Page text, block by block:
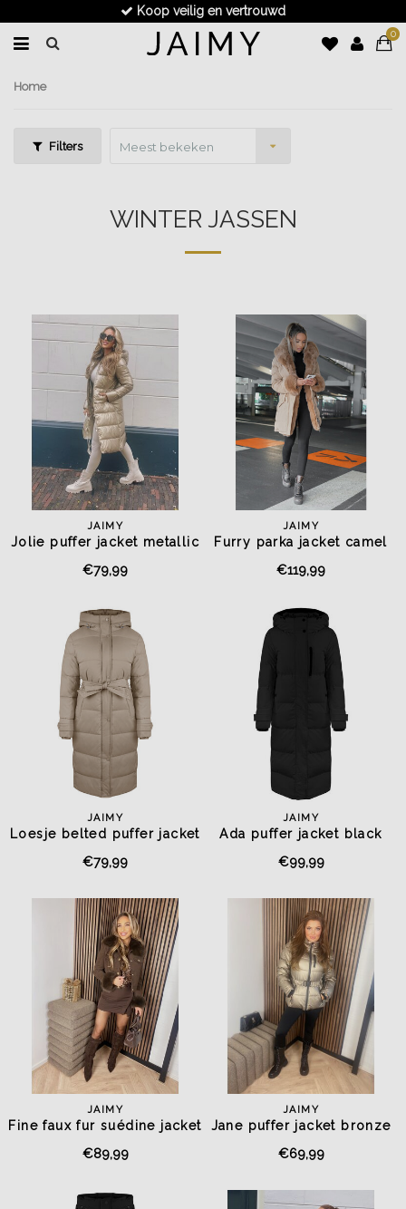
Voor 17.30u besteld, dezelfde dag verzonden
0
Home
Filters Meest bekeken
WINTER JASSEN
JAIMY
Jolie puffer jacket metallic
€79,99
JAIMY
Furry parka jacket camel
€119,99
JAIMY
Loesje belted puffer jacket
€79,99
JAIMY
Ada puffer jacket black
€99,99
JAIMY
Fine faux fur suédine jacket
€89,99
JAIMY
Jane puffer jacket bronze
€69,99